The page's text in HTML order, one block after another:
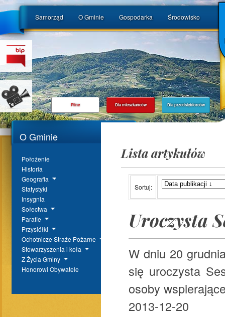
Samorząd O Gminie Gospodarka Środowisko
Pilne Dla mieszkańców Dla przedsiębiorców
O Gminie
Położenie
Historia
Geografia
Statystyki
Insygnia
Sołectwa
Parafie
Przysiółki
Ochotnicze Straże Pożarne
Stowarzyszenia i koła
Z Życia Gminy
Honorowi Obywatele
Lista artykułów
Sortuj:
Uroczysta
W dniu 20
się uroczysta
osoby
2013-12-20